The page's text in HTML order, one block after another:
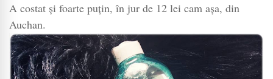
A costat și foarte puțin, în jur de 12 lei cam așa, din
Auchan.